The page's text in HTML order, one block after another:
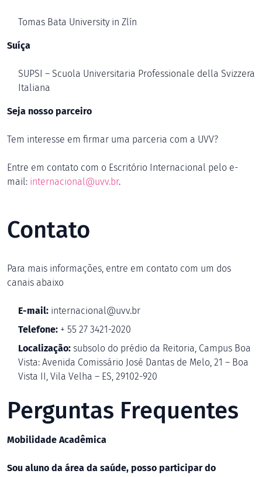
Tomas Bata University in Zlín
Suíça
SUPSI – Scuola Universitaria Professionale della Svizzera
Italiana
Seja nosso parceiro
Tem interesse em firmar uma parceria com a UVV?
Entre em contato com o Escritório Internacional pelo e-
mail: internacional@uvv.br.
Contato
Para mais informações, entre em contato com um dos
canais abaixo
E-mail: internacional@uvv.br
Telefone: + 55 27 3421-2020
Localização: subsolo do prédio da Reitoria, Campus Boa
Vista: Avenida Comissário José Dantas de Melo, 21 – Boa
Vista II, Vila Velha – ES, 29102-920
Perguntas Frequentes
Mobilidade Acadêmica
Sou aluno da área da saúde, posso participar do